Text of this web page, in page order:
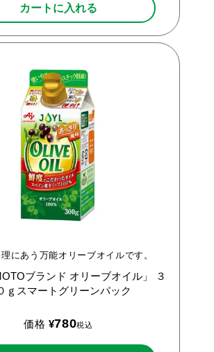
カートに入れる
にあう万能オリーブオイルです。
ブランド オリーブオイル」
３
ｇスマートグリーンパック
価格 ¥780税込